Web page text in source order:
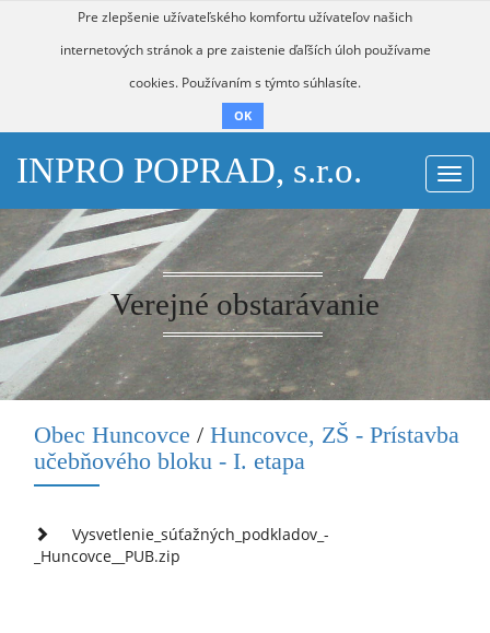
Pre zlepšenie užívateľského komfortu užívateľov našich
internetových stránok a pre zaistenie ďaľších úloh používame
cookies. Používaním s týmto súhlasíte.
OK
INPRO POPRAD, s.r.o.
Verejné obstarávanie
Obec Huncovce / Huncovce, ZŠ - Prístavba
učebňového bloku - I. etapa
Vysvetlenie_súťažných_podkladov_-
_Huncovce__PUB.zip